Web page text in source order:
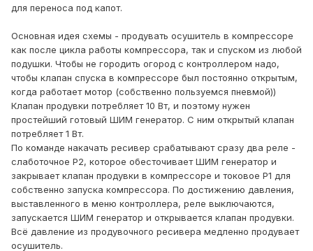
для переноса под капот.
Основная идея схемы - продувать осушитель в компрессоре
как после цикла работы компрессора, так и спуском из любой
подушки. Чтобы не городить огород с контроллером надо,
чтобы клапан спуска в компрессоре был постоянно открытым,
когда работает мотор (собственно пользуемся пневмой))
Клапан продувки потребляет 10 Вт, и поэтому нужен
простейший готовый ШИМ генератор. С ним открытый клапан
потребляет 1 Вт.
По команде накачать ресивер срабатывают сразу два реле -
слаботочное Р2, которое обесточивает ШИМ генератор и
закрывает клапан продувки в компрессоре и токовое Р1 для
собственно запуска компрессора. По достижению давления,
выставленного в меню контроллера, реле выключаются,
запускается ШИМ генератор и открывается клапан продувки.
Всё давление из продувочного ресивера медленно продувает
осушитель.